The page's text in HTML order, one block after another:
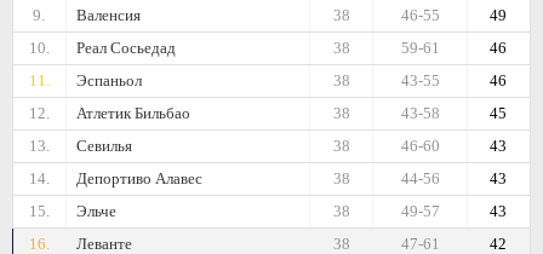
9.
Валенсия 49
46-55
38
10.
Реал Сосьедад 46
59-61
38
11.
Эспаньол 46
43-55
38
12.
Атлетик Бильбао 45
43-58
38
13.
Севилья 43
46-60
38
14.
Депортиво Алавес 43
44-56
38
15.
Эльче 43
49-57
38
16.
Леванте 42
47-61
38